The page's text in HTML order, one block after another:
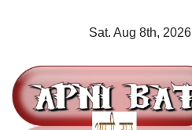
Sat. Aug 8th, 2026